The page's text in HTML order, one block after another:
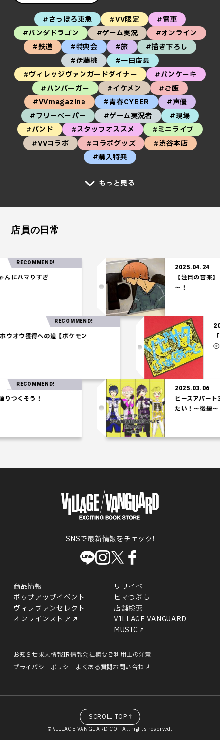
#さっぽろ東急 #VV限定
#電車
#パンダドラゴン
#ゲーム実況
#オンライン
#鉄道
#特典会 #旅
#描き下ろし
#伊藤桃
#一日店長
#ヴィレッジヴァンガードダイナー
#パンケーキ
#ハンバーガー
#イケメン
#ご飯
#VVmagazine
#青春CYBER
#声優
#フリーペーパー
#ゲーム実況者
#現場
#バンド
#スタッフオススメ
#ミニライブ
#VVコラボ
#コラボグッズ
#渋谷本店
#購入特典
もっと見る
店員の日常
マりすぎ
2025.04.24
【注目の音楽】「
～！
パ】ホウオウ獲得への道【ポケモン
RECOMMEND!
そう！
2025.03.06
ピースアパート3Dお
たい！～後編～
SNSで最新情報をチェック!
商品情報
リリイベ
ポップアップイベント
ヒマつぶし
ヴィレヴァンセレクト
店舗検索
オンラインストア
VILLAGE VANGUARD
MUSIC
お知らせ求人情報IR情報会社概要ご利用上の注意
プライバシーポリシーよくある質問お問い合わせ
© VILLAGE VANGUARD CO., All rights reserved.
SCROLL TOP↑